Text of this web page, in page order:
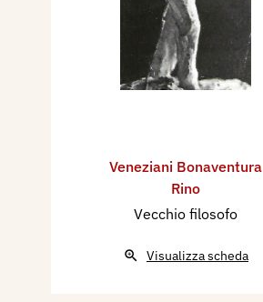
Veneziani Bonaventura
Rino
Vecchio filosofo
Visualizza scheda